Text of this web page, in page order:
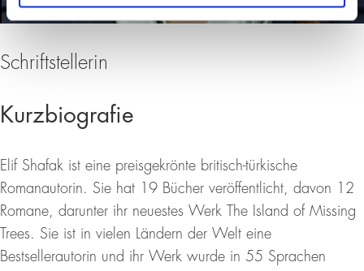
Schriftstellerin
Kurzbiografie
Elif Shafak ist eine preisgekrönte britisch-türkische
Romanautorin. Sie hat 19 Bücher veröffentlicht, davon 12
Romane, darunter ihr neuestes Werk The Island of Missing
Trees. Sie ist in vielen Ländern der Welt eine
Bestsellerautorin und ihr Werk wurde in 55 Sprachen